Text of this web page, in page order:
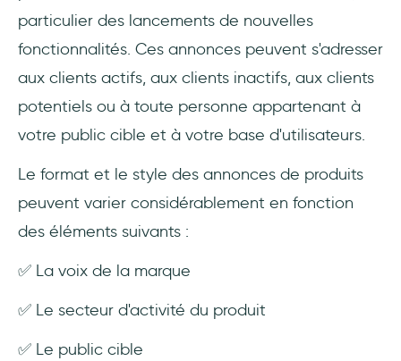
particulier des lancements de nouvelles
fonctionnalités. Ces annonces peuvent s'adresser
aux clients actifs, aux clients inactifs, aux clients
potentiels ou à toute personne appartenant à
votre public cible et à votre base d'utilisateurs.
Le format et le style des annonces de produits
peuvent varier considérablement en fonction
des éléments suivants :
✅ La voix de la marque
✅ Le secteur d'activité du produit
✅ Le public cible